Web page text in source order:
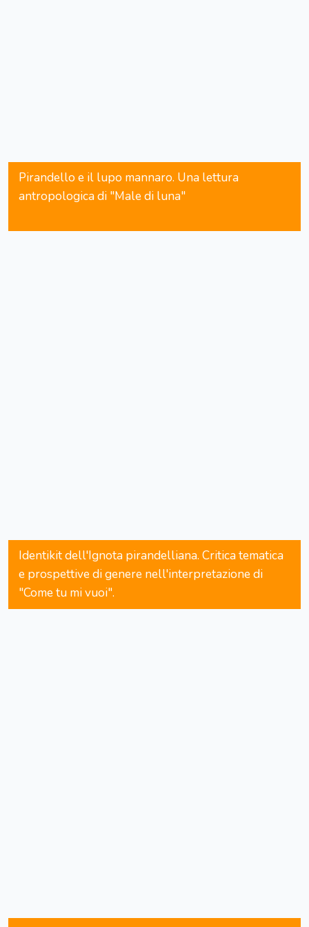
Pirandello e il lupo mannaro. Una lettura
antropologica di "Male di luna"
Identikit dell'Ignota pirandelliana. Critica tematica
e prospettive di genere nell'interpretazione di
"Come tu mi vuoi".